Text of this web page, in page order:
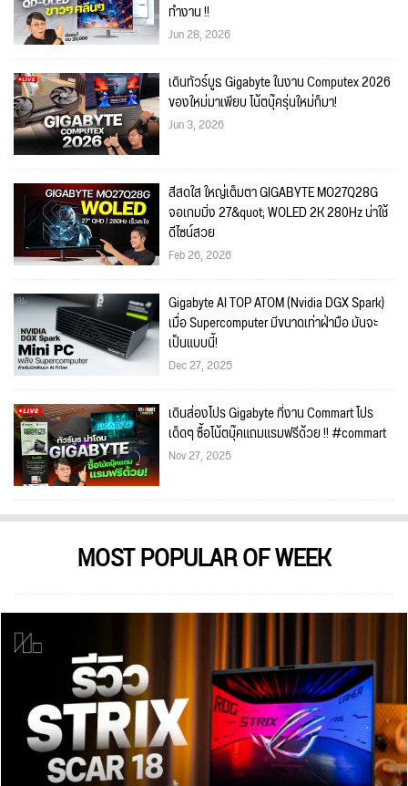
ทำงาน !!
Jun 28, 2026
เดินทัวร์บูธ Gigabyte ในงาน Computex 2026
ของใหม่มาเพียบ โน้ตบุ๊ครุ่นใหม่ก็มา!
Jun 3, 2026
สีสดใส ใหญ่เต็มตา GIGABYTE MO27Q28G
จอเกมมิ่ง 27&quot; WOLED 2K 280Hz น่าใช้
ดีไซน์สวย
Feb 26, 2026
Gigabyte AI TOP ATOM (Nvidia DGX Spark)
เมื่อ Supercomputer มีขนาดเท่าฝ่ามือ มันจะ
เป็นแบบนี้!
Dec 27, 2025
เดินส่องโปร Gigabyte ที่งาน Commart โปร
เด็ดๆ ซื้อโน้ตบุ๊คแถมแรมฟรีด้วย !! #commart
Nov 27, 2025
MOST POPULAR OF WEEK